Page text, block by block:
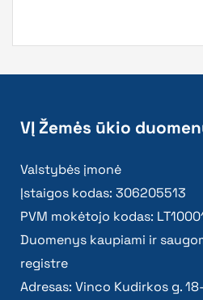
VĮ Žemės ūkio
Valstybės įmonė
Įstaigos kodas: 306205513
PVM mokėtojo kodas:
Duomenys kaupiami ir
registre
Adresas: Vinco Kudirkos g.